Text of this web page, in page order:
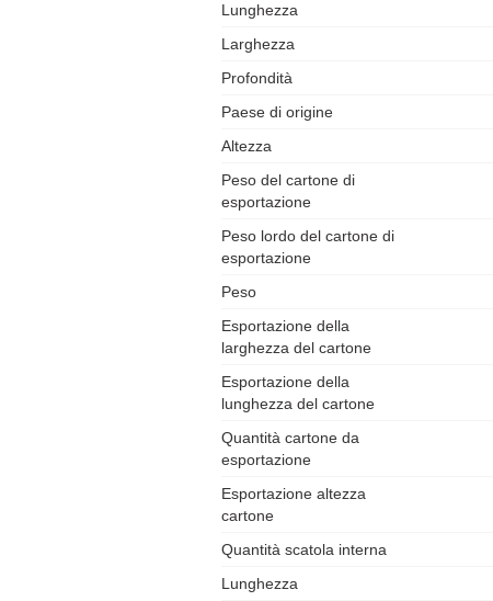
Lunghezza
Larghezza
Profondità
Paese di origine
Altezza
Peso del cartone di
esportazione
Peso lordo del cartone di
esportazione
Peso
Esportazione della
larghezza del cartone
Esportazione della
lunghezza del cartone
Quantità cartone da
esportazione
Esportazione altezza
cartone
Quantità scatola interna
Lunghezza